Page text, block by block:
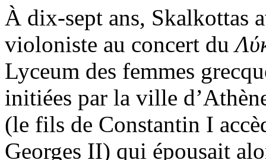
À dix-sept ans, Skalkottas
violoniste au concert du
Lyceum des femmes
initiées par la ville
(le fils de Constantin I
Georges II) qui épousait